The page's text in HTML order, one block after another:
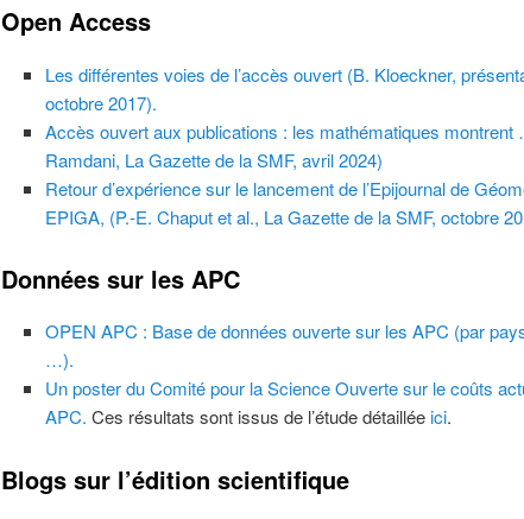
Open Access
Les différentes voies de l’accès ouvert (B. Kloeckner,
octobre 2017).
Accès ouvert aux publications : les mathématiques
Ramdani, La Gazette de la SMF, avril 2024)
Retour d’expérience sur le lancement de l’Epijournal de
EPIGA, (P.-E. Chaput et al., La Gazette de la SMF, octobre
Données sur les APC
OPEN APC : Base de données ouverte sur les APC (par
…).
Un poster du Comité pour la Science Ouverte sur le coûts
APC. Ces résultats sont issus de l’étude détailléeici.
Blogs sur l’édition scientifique